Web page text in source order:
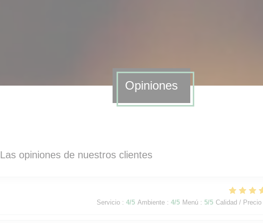
Opiniones
Las opiniones de nuestros clientes
Servicio : 4/5 Ambiente : 4/5 Menú : 5/5 Calidad / Precio